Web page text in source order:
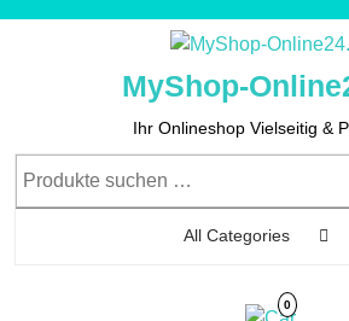
MyShop-
Ihr Onlineshop Vielseitig &
All Categories
0